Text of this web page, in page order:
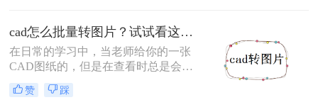
cad怎么批量转图片？试试看这两个方法！
在日常的学习中，当老师给你的一张
CAD图纸的，但是在查看时总是会不
小心触碰到某些地方，使它改变了原
来的内容，怎么办呢？这时我们可以
赞 踩